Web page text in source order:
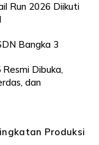
Run 2026 Diikuti
Bangka 3
Dibuka,
dan
Produksi